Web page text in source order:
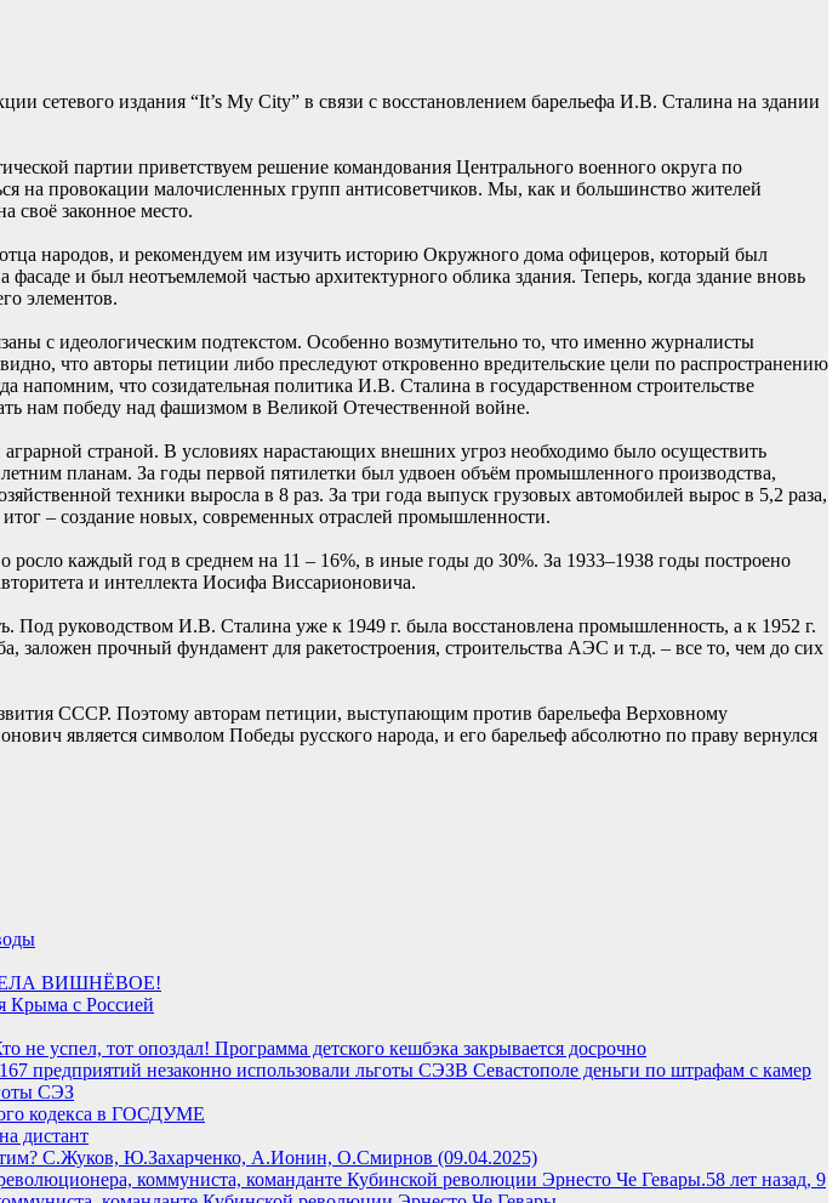
сетевого издания “It’s My City” в связи с восстановлением барельефа И.В. Сталина на здании
партии приветствуем решение командования Центрального военного округа по
на провокации малочисленных групп антисоветчиков. Мы, как и большинство жителей
своё законное место.
народов, и рекомендуем им изучить историю Окружного дома офицеров, который был
и был неотъемлемой частью архитектурного облика здания. Теперь, когда здание вновь
элементов.
с идеологическим подтекстом. Особенно возмутительно то, что именно журналисты
что авторы петиции либо преследуют откровенно вредительские цели по распространению
что созидательная политика И.В. Сталина в государственном строительстве
нам победу над фашизмом в Великой Отечественной войне.
страной. В условиях нарастающих внешних угроз необходимо было осуществить
планам. За годы первой пятилетки был удвоен объём промышленного производства,
техники выросла в 8 раз. За три года выпуск грузовых автомобилей вырос в 5,2 раза,
– создание новых, современных отраслей промышленности.
каждый год в среднем на 11 – 16%, в иные годы до 30%. За 1933–1938 годы построено
и интеллекта Иосифа Виссарионовича.
руководством И.В. Сталина уже к 1949 г. была восстановлена промышленность, а к 1952 г.
заложен прочный фундамент для ракетостроения, строительства АЭС и т.д. – все то, чем до сих
СССР. Поэтому авторам петиции, выступающим против барельефа Верховному
является символом Победы русского народа, и его барельеф абсолютно по праву вернулся
ВИШНЁВОЕ!
Крыма с Россией
не успел, тот опоздал! Программа детского кешбэка закрывается досрочно
В Севастополе деньги по штрафам с камер
СЭЗ
кодекса в ГОСДУМЕ
дистант
С.Жуков, Ю.Захарченко, А.Ионин, О.Смирнов (09.04.2025)
58 лет назад, 9